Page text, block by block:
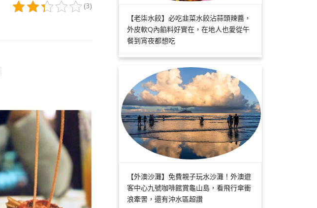
(3)
【老柒水餃】必吃韭菜水餃沾蒜頭辣醬，
外皮軟Q內餡料好實在，在地人也愛從午
餐到宵夜都想吃
【外澳沙灘】免費親子玩水沙灘！外澳遊
客中心九號咖啡館賞龜山島，看飛行傘衝
浪牽罟，還有沖水區超讚